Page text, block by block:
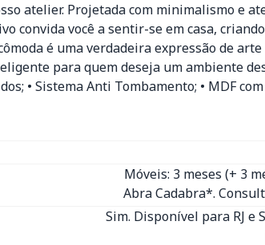
atelier. Projetada com minimalismo e
convida você a sentir-se em casa,
é uma verdadeira expressão de
para quem deseja um ambiente
• Sistema Anti Tombamento; • MDF
Móveis: 3 meses (+ 3
Abra Cadabra*.
Sim. Disponível para RJ e